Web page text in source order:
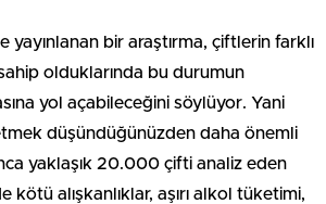
yayınlanan bir araştırma, çiftlerin farklı
olduklarında bu durumun
yol açabileceğini söylüyor. Yani
düşündüğünüzden daha önemli
yaklaşık 20.000 çifti analiz eden
kötü alışkanlıklar, aşırı alkol tüketimi,